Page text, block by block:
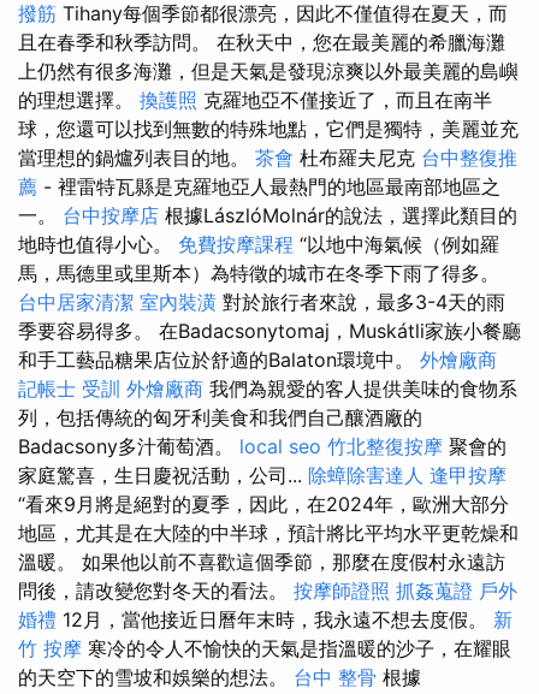
撥筋 Tihany每個季節都很漂亮，因此不僅值得在夏天，而
且在春季和秋季訪問。 在秋天中，您在最美麗的希臘海灘
上仍然有很多海灘，但是天氣是發現涼爽以外最美麗的島嶼
的理想選擇。 換護照 克羅地亞不僅接近了，而且在南半
球，您還可以找到無數的特殊地點，它們是獨特，美麗並充
當理想的鍋爐列表目的地。 茶會 杜布羅夫尼克 台中整復推
薦 - 裡雷特瓦縣是克羅地亞人最熱門的地區最南部地區之
一。 台中按摩店 根據LászlóMolnár的說法，選擇此類目的
地時也值得小心。 免費按摩課程 “以地中海氣候（例如羅
馬，馬德里或里斯本）為特徵的城市在冬季下雨了得多。
台中居家清潔 室內裝潢 對於旅行者來說，最多3-4天的雨
季要容易得多。 在Badacsonytomaj，Muskátli家族小餐廳
和手工藝品糖果店位於舒適的Balaton環境中。 外燴廠商
記帳士 受訓 外燴廠商 我們為親愛的客人提供美味的食物系
列，包括傳統的匈牙利美食和我們自己釀酒廠的
Badacsony多汁葡萄酒。 local seo 竹北整復按摩 聚會的
家庭驚喜，生日慶祝活動，公司... 除蟑除害達人 逢甲按摩
“看來9月將是絕對的夏季，因此，在2024年，歐洲大部分
地區，尤其是在大陸的中半球，預計將比平均水平更乾燥和
溫暖。 如果他以前不喜歡這個季節，那麼在度假村永遠訪
問後，請改變您對冬天的看法。 按摩師證照 抓姦蒐證 戶外
婚禮 12月，當他接近日曆年末時，我永遠不想去度假。 新
竹 按摩 寒冷的令人不愉快的天氣是指溫暖的沙子，在耀眼
的天空下的雪坡和娛樂的想法。 台中 整骨 根據